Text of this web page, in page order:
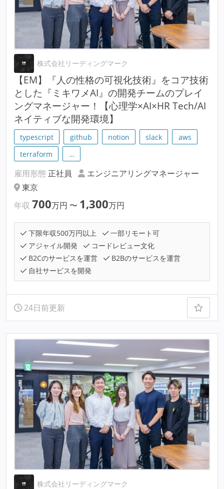
株式会社リーディングマーク
【EM】『人の性格の可視化技術』をコア技術
とした『ミキワメAI』の開発チームのプレイ
ングマネージャー！【心理学×AI×HR Tech/AI
ネイティブな開発環境】
typescript github notion slack
aws
terraform
…
雇用形態 正社員
エンジニアリングマネージャー
東京
年収 700万円 〜 1,300万円
下限年収500万円以上
一部リモート可
アジャイル開発
コードレビュー文化
B2Cのサービスを運営
B2Bのサービスを運営
自社サービスを開発
24日前更新
株式会社リーディングマーク